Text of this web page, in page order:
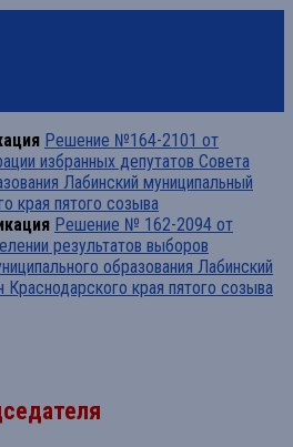
Решение №164-2101 от
избранных депутатов Совета
Лабинский муниципальный
края пятого созыва
Решение № 162-2094 от
результатов выборов
образования Лабинский
Краснодарского края пятого созыва